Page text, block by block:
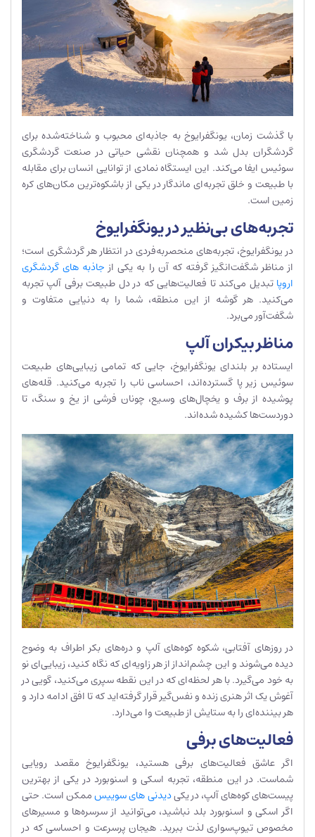
با گذشت زمان، یونگفرایوخ به جاذبه‌ای محبوب و شناخته‌شده برای
گردشگران بدل شد و همچنان نقشی حیاتی در صنعت گردشگری
سوئیس ایفا می‌کند. این ایستگاه نمادی از توانایی انسان برای مقابله
با طبیعت و خلق تجربه‌ای ماندگار در یکی از باشکوه‌ترین مکان‌های کره
زمین است.
تجربه‌های بی‌نظیر در یونگفرایوخ
در یونگفرایوخ، تجربه‌های منحصربه‌فردی در انتظار هر گردشگری است؛
از مناظر شگفت‌انگیز گرفته که آن را به یکی از جاذبه های گردشگری
اروپا تبدیل می‌کند تا فعالیت‌هایی که در دل طبیعت برفی آلپ تجربه
می‌کنید. هر گوشه از این منطقه، شما را به دنیایی متفاوت و
شگفت‌آور می‌برد.
مناظر بیکران آلپ
ایستاده بر بلندای یونگفرایوخ، جایی که تمامی زیبایی‌های طبیعت
سوئیس زیر پا گسترده‌اند، احساسی ناب را تجربه می‌کنید. قله‌های
پوشیده از برف و یخچال‌های وسیع، چونان فرشی از یخ و سنگ، تا
دوردست‌ها کشیده شده‌اند.
در روزهای آفتابی، شکوه کوه‌های آلپ و دره‌های بکر اطراف به وضوح
دیده می‌شوند و این چشم‌انداز از هر زاویه‌ای که نگاه کنید، زیبایی‌ای نو
به خود می‌گیرد. با هر لحظه‌ای که در این نقطه سپری می‌کنید، گویی در
آغوش یک اثر هنری زنده و نفس‌گیر قرار گرفته‌اید که تا افق ادامه دارد و
هر بیننده‌ای را به ستایش از طبیعت وا می‌دارد.
فعالیت‌های برفی
اگر عاشق فعالیت‌های برفی هستید، یونگفرایوخ مقصد رویایی
شماست. در این منطقه، تجربه اسکی و اسنوبورد در یکی از بهترین
پیست‌های کوه‌های آلپ، در یکیدیدنی های سوییسممکن است. حتی
اگر اسکی و اسنوبورد بلد نباشید، می‌توانید از سرسره‌ها و مسیرهای
مخصوص تیوپ‌سواری لذت ببرید. هیجان پرسرعت و احساسی که در